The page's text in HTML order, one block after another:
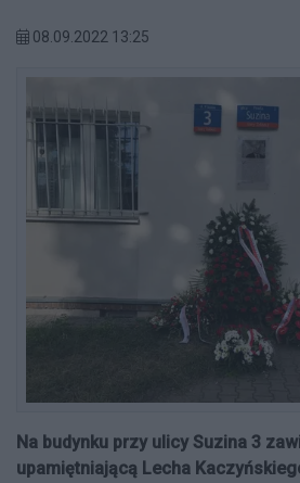
08.09.2022 13:25
Na budynku przy ulicy Suzina 3
upamiętniającą Lecha